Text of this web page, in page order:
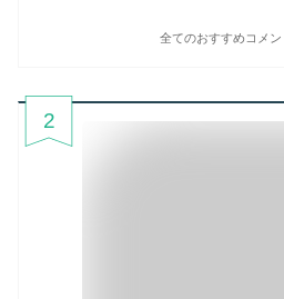
全てのおすすめコメン
2